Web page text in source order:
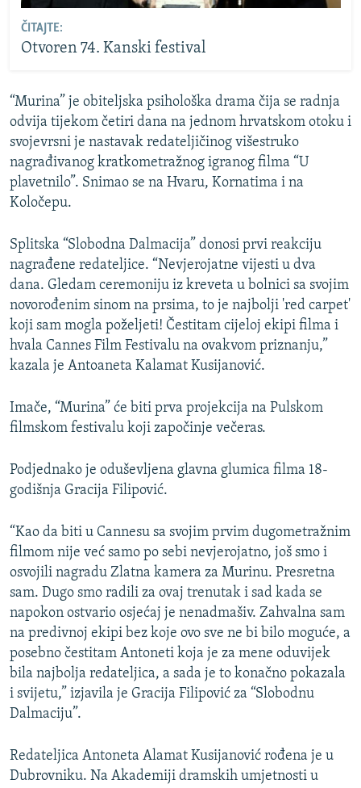
ČITAJTE:
Otvoren 74. Kanski festival
“Murina” je obiteljska psihološka drama čija se radnja
odvija tijekom četiri dana na jednom hrvatskom otoku i
svojevrsni je nastavak redateljičinog višestruko
nagrađivanog kratkometražnog igranog filma “U
plavetnilo”. Snimao se na Hvaru, Kornatima i na
Koločepu.
Splitska “Slobodna Dalmacija” donosi prvi reakciju
nagrađene redateljice. “Nevjerojatne vijesti u dva
dana. Gledam ceremoniju iz kreveta u bolnici sa svojim
novorođenim sinom na prsima, to je najbolji 'red carpet'
koji sam mogla poželjeti! Čestitam cijeloj ekipi filma i
hvala Cannes Film Festivalu na ovakvom priznanju,”
kazala je Antoaneta Kalamat Kusijanović.
Imače, “Murina” će biti prva projekcija na Pulskom
filmskom festivalu koji započinje večeras.
Podjednako je oduševljena glavna glumica filma 18-
godišnja Gracija Filipović.
“Kao da biti u Cannesu sa svojim prvim dugometražnim
filmom nije već samo po sebi nevjerojatno, još smo i
osvojili nagradu Zlatna kamera za Murinu. Presretna
sam. Dugo smo radili za ovaj trenutak i sad kada se
napokon ostvario osjećaj je nenadmašiv. Zahvalna sam
na predivnoj ekipi bez koje ovo sve ne bi bilo moguće, a
posebno čestitam Antoneti koja je za mene oduvijek
bila najbolja redateljica, a sada je to konačno pokazala
i svijetu,” izjavila je Gracija Filipović za “Slobodnu
Dalmaciju”.
Redateljica Antoneta Alamat Kusijanović rođena je u
Dubrovniku. Na Akademiji dramskih umjetnosti u